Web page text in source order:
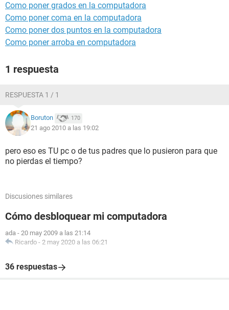
Como poner grados en la computadora
Como poner coma en la computadora
Como poner dos puntos en la computadora
Como poner arroba en computadora
1 respuesta
RESPUESTA 1 / 1
Boruton 170
21 ago 2010 a las 19:02
pero eso es TU pc o de tus padres que lo pusieron para que
no pierdas el tiempo?
Discusiones similares
Cómo desbloquear mi computadora
ada - 20 may 2009 a las 21:14
Ricardo - 2 may 2020 a las 06:21
36 respuestas